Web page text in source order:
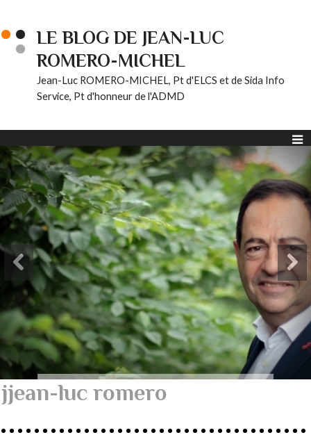
LE BLOG DE JEAN-LUC
ROMERO-MICHEL
Jean-Luc ROMERO-MICHEL, Pt d'ELCS et de Sida Info
Service, Pt d'honneur de l'ADMD
jjean-luc romero